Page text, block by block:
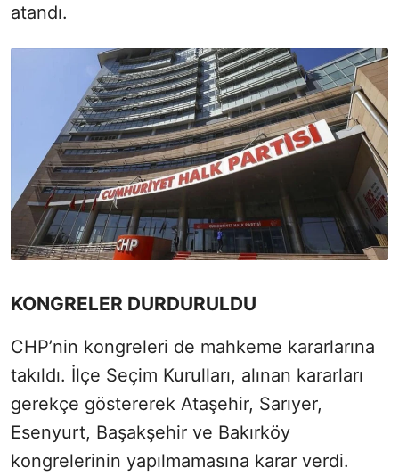
atandı.
KONGRELER DURDURULDU
CHP’nin kongreleri de mahkeme kararlarına
takıldı. İlçe Seçim Kurulları, alınan kararları
gerekçe göstererek Ataşehir, Sarıyer,
Esenyurt, Başakşehir ve Bakırköy
kongrelerinin yapılmamasına karar verdi.